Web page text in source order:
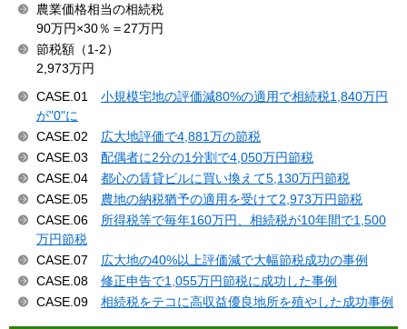
農業価格相当の相続税
90万円×30％＝27万円
節税額（1-2）
2,973万円
CASE.01 小規模宅地の評価減80%の適用で相続税1,840万円
が"0"に
CASE.02 広大地評価で4,881万の節税
CASE.03 配偶者に2分の1分割で4,050万円節税
CASE.04 都心の賃貸ビルに買い換えて5,130万円節税
CASE.05 農地の納税猶予の適用を受けて2,973万円節税
CASE.06 所得税等で毎年160万円、相続税が10年間で1,500
万円節税
CASE.07 広大地の40%以上評価減で大幅節税成功の事例
CASE.08 修正申告で1,055万円節税に成功した事例
CASE.09 相続税をテコに高収益優良地所を殖やした成功事例